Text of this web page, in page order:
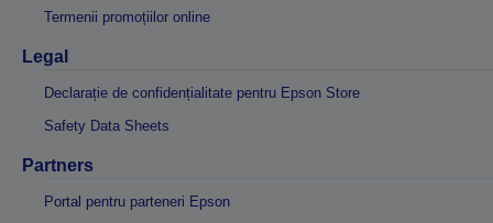
Termenii promoțiilor online
Legal
Declarație de confidențialitate pentru Epson Store
Safety Data Sheets
Partners
Portal pentru parteneri Epson